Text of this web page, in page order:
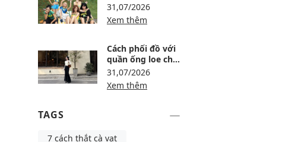
31,07/2026
Xem thêm
Cách phối đồ với
quần ống loe cho
người lùn: 8 công
thức tôn dáng
31,07/2026
Xem thêm
TAGS
7 cách thắt cà vạt